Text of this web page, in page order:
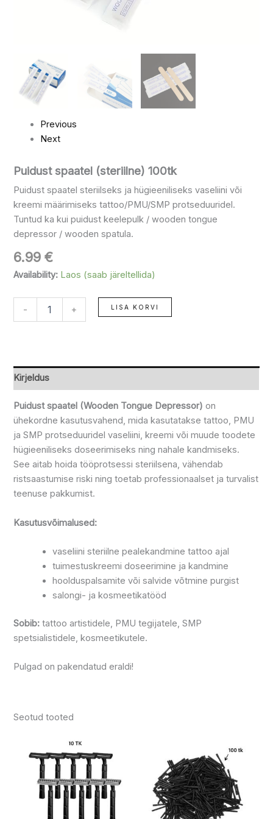
Previous
Next
Puidust spaatel (steriilne) 100tk
Puidust spaatel steriilseks ja hügieeniliseks vaseliini või
kreemi määrimiseks tattoo/PMU/SMP protseduuridel.
Tuntud ka kui puidust keelepulk / wooden tongue
depressor / wooden spatula.
6.99€
Availability: Laos (saab järeltellida)
- + LISA KORVI
Kirjeldus
Puidust spaatel (Wooden Tongue Depressor) on
ühekordne kasutusvahend, mida kasutatakse tattoo, PMU
ja SMP protseduuridel vaseliini, kreemi või muude toodete
hügieeniliseks doseerimiseks ning nahale kandmiseks.
See aitab hoida tööprotsessi steriilsena, vähendab
ristsaastumise riski ning toetab professionaalset ja turvalist
teenuse pakkumist.
Kasutusvõimalused:
vaseliini steriilne pealekandmine tattoo ajal
tuimestuskreemi doseerimine ja kandmine
hoolduspalsamite või salvide võtmine purgist
salongi- ja kosmeetikatööd
Sobib: tattoo artistidele, PMU tegijatele, SMP
spetsialistidele, kosmeetikutele.
Pulgad on pakendatud eraldi!
Seotud tooted